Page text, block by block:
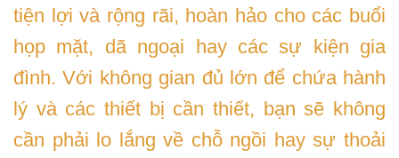
tiện lợi và rộng rãi, hoàn hảo cho các buổi
họp mặt, dã ngoại hay các sự kiện gia
đình. Với không gian đủ lớn để chứa hành
lý và các thiết bị cần thiết, bạn sẽ không
cần phải lo lắng về chỗ ngồi hay sự thoải